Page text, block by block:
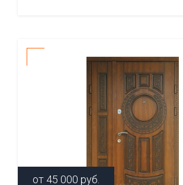
от 45 000 руб.